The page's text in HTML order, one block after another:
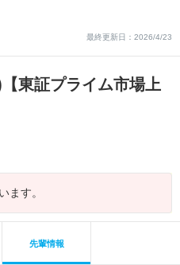
最終更新日：2026/4/23
東証プライム市場上
ます。
先輩情報